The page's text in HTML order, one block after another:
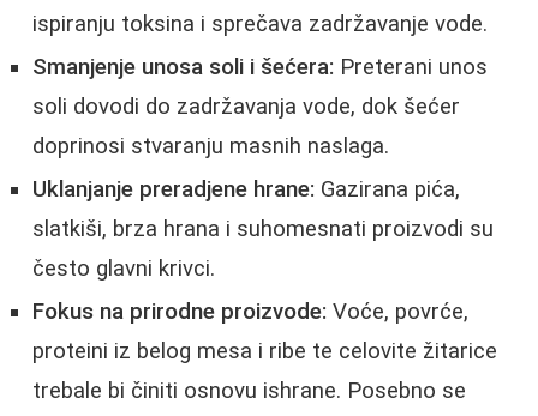
ispiranju toksina i sprečava zadržavanje vode.
Smanjenje unosa soli i šećera: Preterani unos
soli dovodi do zadržavanja vode, dok šećer
doprinosi stvaranju masnih naslaga.
Uklanjanje preradjene hrane: Gazirana pića,
slatkiši, brza hrana i suhomesnati proizvodi su
često glavni krivci.
Fokus na prirodne proizvode: Voće, povrće,
proteini iz belog mesa i ribe te celovite žitarice
trebale bi činiti osnovu ishrane. Posebno se